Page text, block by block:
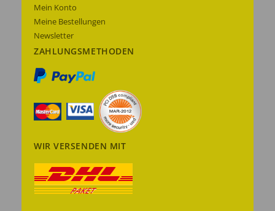
Mein Konto
Meine Bestellungen
Newsletter
ZAHLUNGSMETHODEN
WIR VERSENDEN MIT